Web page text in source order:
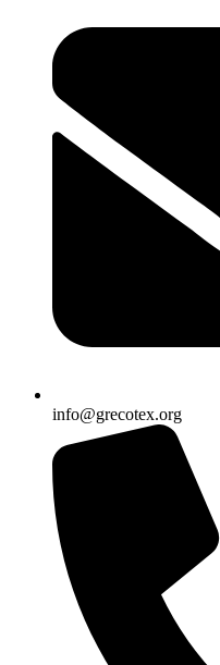
info@grecotex.org